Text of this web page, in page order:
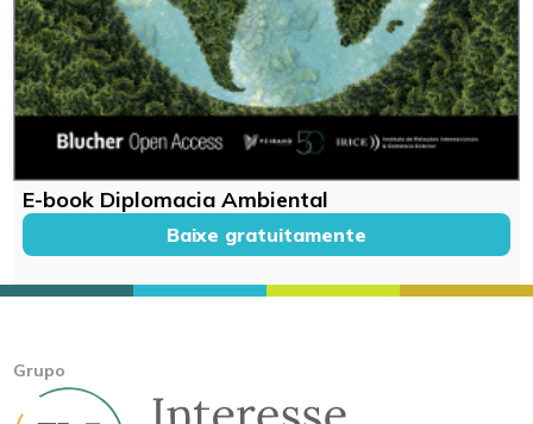
E-book Diplomacia Ambiental
Baixe gratuitamente
Grupo